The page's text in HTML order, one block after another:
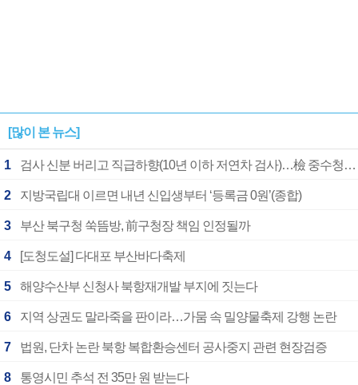
[많이 본 뉴스]
1 검사 신분 버리고 직급하향(10년 이하 저연차 검사)…檢 중수청행 기피
2 지방국립대 이르면 내년 신입생부터 ‘등록금 0원’(종합)
3 부산 북구청 쑥뜸방, 前구청장 책임 인정될까
4 [도청도설] 다대포 부산바다축제
5 해양수산부 신청사 북항재개발 부지에 짓는다
6 지역 상권도 말라죽을 판이라…가뭄 속 밀양물축제 강행 논란
7 법원, 단차 논란 북항 복합환승센터 공사중지 관련 현장검증
8 통영시민 추석 전 35만 원 받는다